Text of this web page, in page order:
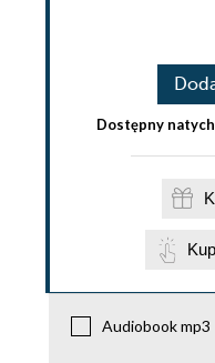
Dostępny
Audiobook mp3